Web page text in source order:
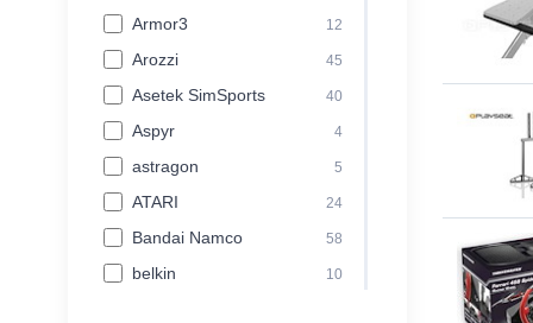
Komponenten
Möbel
Armor3 12
Arozzi 45
Asetek SimSports 40
Aspyr 4
astragon 5
ATARI 24
Bandai Namco 58
belkin 10